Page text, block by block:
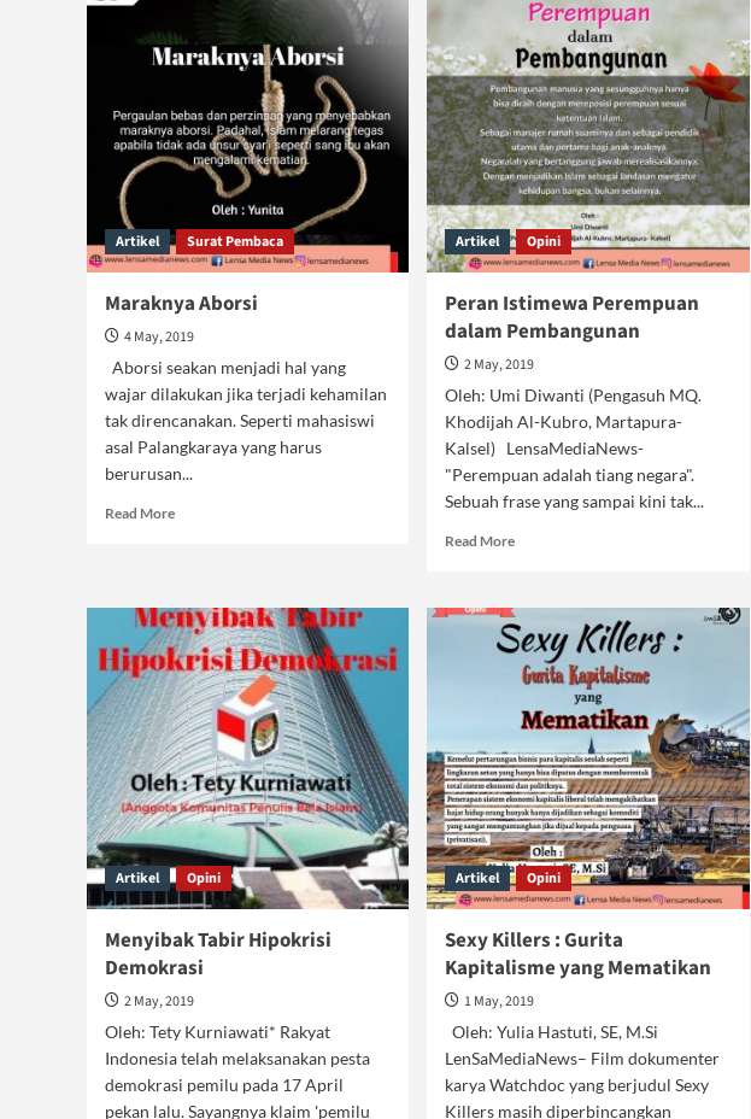
Artikel Surat Pembaca
Maraknya Aborsi
4 May, 2019
Aborsi seakan menjadi hal yang
wajar dilakukan jika terjadi kehamilan
tak direncanakan. Seperti mahasiswi
asal Palangkaraya yang harus
berurusan...
Read MoreRead
Artikel Opini
Peran Istimewa Perempuan
dalam Pembangunan
2 May, 2019
Oleh: Umi Diwanti (Pengasuh MQ.
Khodijah Al-Kubro, Martapura-
Kalsel) LensaMediaNews-
"Perempuan adalah tiang negara".
Sebuah frase yang sampai kini tak...
Read MoreRead
Peran
Istimewa
Perempuan
dalam
Pembangunan
Artikel Opini
Menyibak Tabir Hipokrisi
Demokrasi
2 May, 2019
Oleh: Tety Kurniawati* Rakyat
Indonesia telah melaksanakan pesta
demokrasi pemilu pada 17 April
pekan lalu. Sayangnya klaim 'pemilu
Artikel Opini
Sexy Killers : Gurita
Kapitalisme yang Mematikan
1 May, 2019
Oleh: Yulia Hastuti, SE, M.Si
LenSaMediaNews– Film dokumenter
karya Watchdoc yang berjudul Sexy
Killers masih diperbincangkan